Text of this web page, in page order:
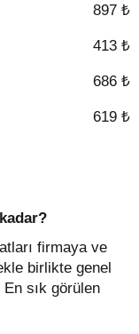
897 ₺
413 ₺
686 ₺
619 ₺
firmaya ve
birlikte genel
En sık görülen